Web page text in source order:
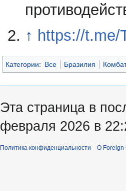
↑ https://t.me/
Категории: Все Бразилия
Эта страница в
февраля 2026 в
Политика конфиденциальности О Foreign